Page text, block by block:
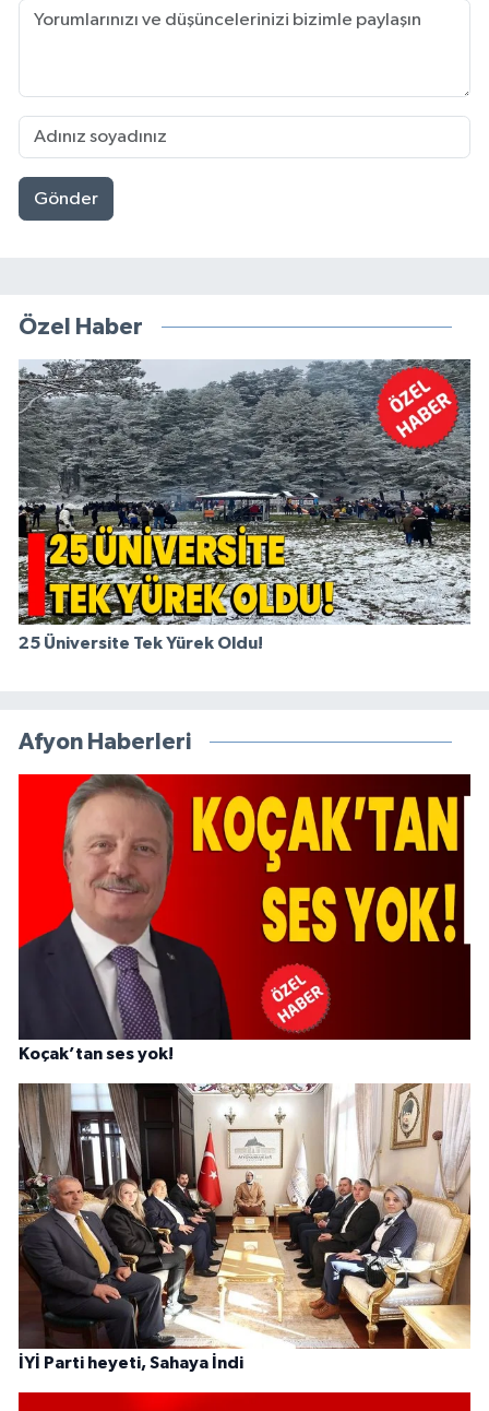
Gönder
Özel Haber
25 Üniversite Tek Yürek Oldu!
Afyon Haberleri
Koçak’tan ses yok!
İYİ Parti heyeti, Sahaya İndi